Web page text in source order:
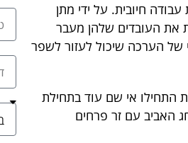
חיובית. על ידי מתן
את העובדים שלהן מעבר
של הערכה שיכול לעזור לשפר
התחילו אי שם עוד בתחילת
האביב עם זר פרחים